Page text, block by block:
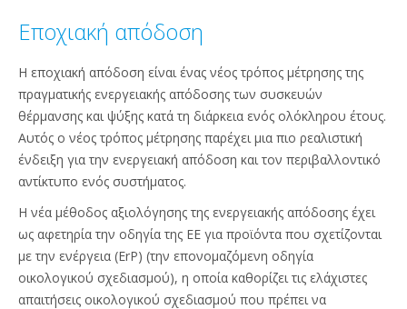
Εποχιακή απόδοση
Η εποχιακή απόδοση είναι ένας νέος τρόπος μέτρησης της
πραγματικής ενεργειακής απόδοσης των συσκευών
θέρμανσης και ψύξης κατά τη διάρκεια ενός ολόκληρου έτους.
Αυτός ο νέος τρόπος μέτρησης παρέχει μια πιο ρεαλιστική
ένδειξη για την ενεργειακή απόδοση και τον περιβαλλοντικό
αντίκτυπο ενός συστήματος.
Η νέα μέθοδος αξιολόγησης της ενεργειακής απόδοσης έχει
ως αφετηρία την οδηγία της ΕΕ για προϊόντα που σχετίζονται
με την ενέργεια (ErP) (την επονομαζόμενη οδηγία
οικολογικού σχεδιασμού), η οποία καθορίζει τις ελάχιστες
απαιτήσεις οικολογικού σχεδιασμού που πρέπει να